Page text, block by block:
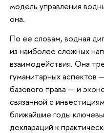
модель управления
она.
По ее словам, водная
из наиболее сложных
взаимодействия. Она
гуманитарных аспектов
базового права — и
связанной с
ближайшие годы
деклараций к